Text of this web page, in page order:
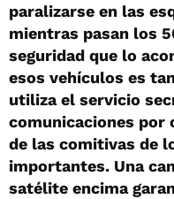
paralizarse en las
mientras pasan los
seguridad que lo
esos vehículos es
utiliza el servicio
comunicaciones por
de las comitivas de
importantes. Una
satélite encima